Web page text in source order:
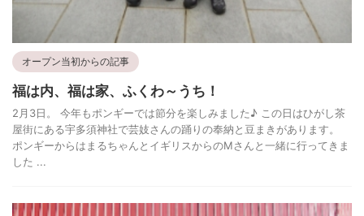
オープン当初からの記事
福は内、福は家、ふくわ～うち！
2月3日。 今年もポンギーでは節分を楽しみました♪ この日はひがし茶
屋街にある宇多須神社で芸妓さんの踊りの奉納と豆まきがあります。
ポンギーからはまるちゃんとイギリスからのMさんと一緒に行ってきま
した ...